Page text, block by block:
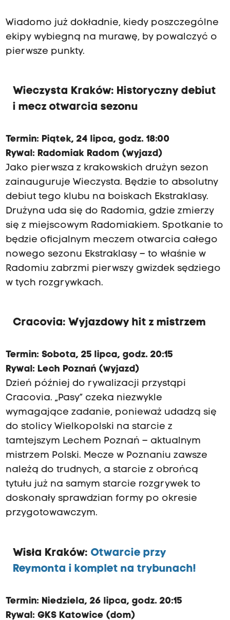
Wiadomo już dokładnie, kiedy poszczególne
ekipy wybiegną na murawę, by powalczyć o
pierwsze punkty.
Wieczysta Kraków: Historyczny debiut
i mecz otwarcia sezonu
Termin: Piątek, 24 lipca, godz. 18:00
Rywal: Radomiak Radom (wyjazd)
Jako pierwsza z krakowskich drużyn sezon
zainauguruje Wieczysta. Będzie to absolutny
debiut tego klubu na boiskach Ekstraklasy.
Drużyna uda się do Radomia, gdzie zmierzy
się z miejscowym Radomiakiem. Spotkanie to
będzie oficjalnym meczem otwarcia całego
nowego sezonu Ekstraklasy – to właśnie w
Radomiu zabrzmi pierwszy gwizdek sędziego
w tych rozgrywkach.
Cracovia: Wyjazdowy hit z mistrzem
Termin: Sobota, 25 lipca, godz. 20:15
Rywal: Lech Poznań (wyjazd)
Dzień później do rywalizacji przystąpi
Cracovia. „Pasy” czeka niezwykle
wymagające zadanie, ponieważ udadzą się
do stolicy Wielkopolski na starcie z
tamtejszym Lechem Poznań – aktualnym
mistrzem Polski. Mecze w Poznaniu zawsze
należą do trudnych, a starcie z obrońcą
tytułu już na samym starcie rozgrywek to
doskonały sprawdzian formy po okresie
przygotowawczym.
Wisła Kraków: Otwarcie przy
Reymonta i komplet na trybunach!
Termin: Niedziela, 26 lipca, godz. 20:15
Rywal: GKS Katowice (dom)